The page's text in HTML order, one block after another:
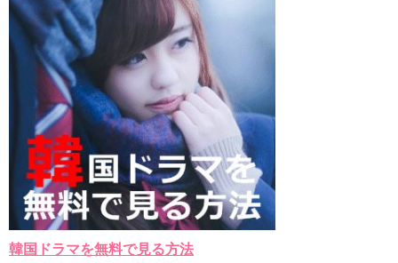
韓国ドラマを無料で見る方法